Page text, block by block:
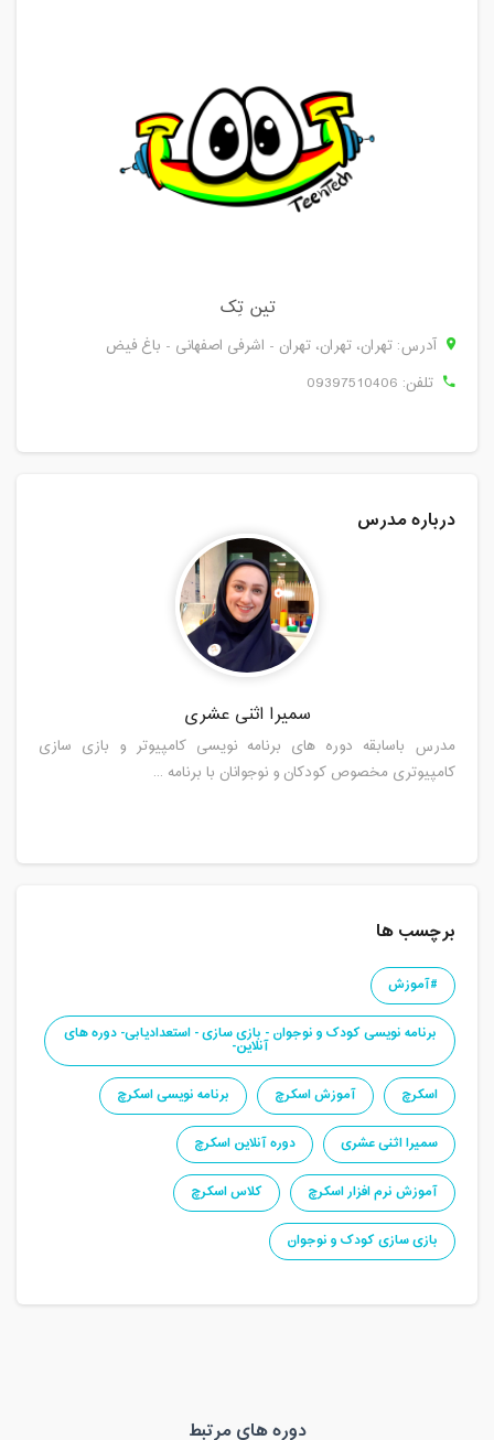
تین تِک
آدرس: تهران، تهران، تهران - اشرفی اصفهانی - باغ فیض
تلفن: 09397510406
درباره مدرس
سمیرا اثنی عشری
مدرس باسابقه دوره های برنامه نویسی کامپیوتر و بازی سازی
کامپیوتری مخصوص کودکان و نوجوانان با برنامه ...
برچسب ها
#آموزش
برنامه نویسی کودک و نوجوان - بازی سازی - استعدادیابی- دوره های
آنلاین-
اسکرچ
آموزش اسکرچ
برنامه نویسی اسکرچ
سمیرا اثنی عشری
دوره آنلاین اسکرچ
آموزش نرم افزار اسکرچ
کلاس اسکرچ
بازی سازی کودک و نوجوان
دوره های مرتبط